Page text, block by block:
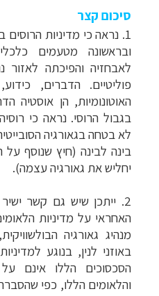
סיכום קצר
1. נראה כי מדיניות
ובראשונה מטעמים
לאבחזיה והפיכתה לאזור
פוליטיים. הדברים,
האוטונומיות, הן אוסטיה
בגבול הרוסי. נראה כי
לא בטחה בגאורגיה
בינה לבינה (חיץ שנוסף על
יחליש את גאורגיה עצמה).
2. ייתכן שיש גם קשר
האחראי על מדיניות
מנהיג גאורגיה
באוזני לנין, בנוגע
הסכסוכים הללו אינם
והלאומים הללו, כפי